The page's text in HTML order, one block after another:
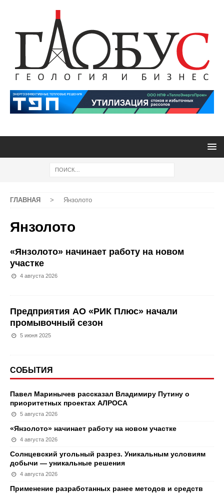
ГЛАВНАЯ > Янзолото
Янзолото
«Янзолото» начинает работу на новом
участке
4 августа 2026
Предприятия АО «РИК Плюс» начали
промывочный сезон
5 июня 2025
СОБЫТИЯ
Павел Маринычев рассказал Владимиру Путину о
приоритетных проектах АЛРОСА
5 августа 2026
«Янзолото» начинает работу на новом участке
4 августа 2026
Солнцевский угольный разрез. Уникальным условиям
добычи — уникальные решения
4 августа 2026
Применение разработанных ранее методов и средств